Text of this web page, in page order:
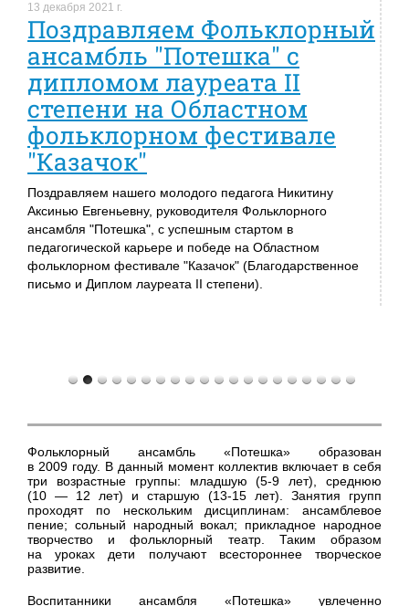
13 декабря 2021 г.
Поздравляем Фольклорный
ансамбль "Потешка" с
дипломом лауреата II
степени на Областном
фольклорном фестивале
"Казачок"
Поздравляем нашего молодого педагога Никитину
Аксинью Евгеньевну, руководителя Фольклорного
ансамбля "Потешка", с успешным стартом в
педагогической карьере и победе на Областном
фольклорном фестивале "Казачок" (Благодарственное
письмо и Диплом лауреата II степени).
Фольклорный ансамбль «Потешка» образован
в 2009 году. В данный момент коллектив включает в себя
три возрастные группы: младшую (5-9 лет), среднюю
(10 — 12 лет) и старшую (13-15 лет). Занятия групп
проходят по нескольким дисциплинам: ансамблевое
пение; сольный народный вокал; прикладное народное
творчество и фольклорный театр. Таким образом
на уроках дети получают всестороннее творческое
развитие.
Воспитанники ансамбля «Потешка» увлеченно